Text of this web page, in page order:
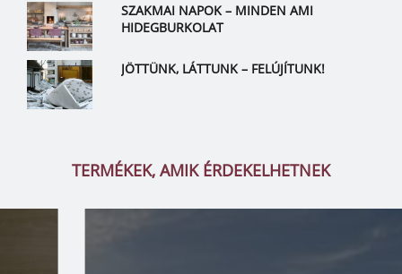
SZAKMAI NAPOK – MINDEN AMI
HIDEGBURKOLAT
JÖTTÜNK, LÁTTUNK – FELÚJÍTUNK!
TERMÉKEK, AMIK ÉRDEKELHETNEK